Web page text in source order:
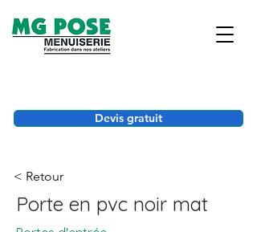
Devis gratuit
< Retour
Porte en pvc noir mat